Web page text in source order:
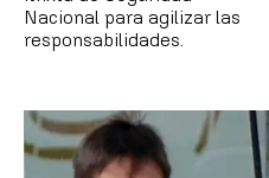
Nacional para agilizar las
responsabilidades.